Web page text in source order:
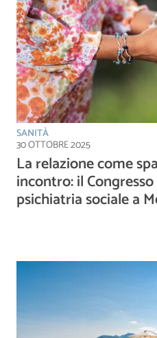
SANITÀ
30 OTTOBRE 2025
La relazione come
incontro: il
psichiatria sociale a